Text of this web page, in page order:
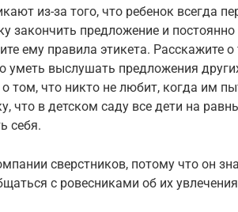
из-за того, что ребенок всегда
закончить предложение и
ему правила этикета. Расскажите
уметь выслушать предложения
том, что никто не любит, когда им
что в детском саду все дети на
себя.
сверстников, потому что он
с ровесниками об их